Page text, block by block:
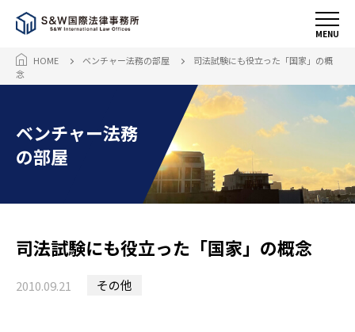
MENU
HOME ベンチャー法務の部屋
司法試験にも役立った「国家」の概
念
ベンチャー法務
の部屋
司法試験にも役立った「国家」の概念
2010.09.21 その他